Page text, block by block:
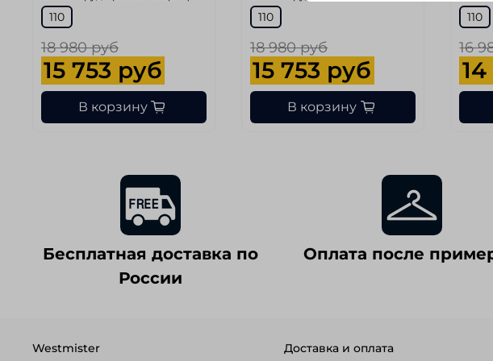
110
18 980 руб
15 753 руб
В корзину
110
18 980 руб
15 753 руб
В корзину
110
16
Бесплатная доставка по
России
Оплата после
Westmister Доставка и оплата